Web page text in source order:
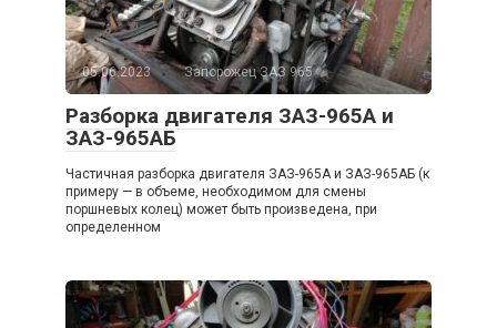
05.06.2023 Запорожец ЗАЗ 965
Разборка двигателя ЗАЗ-965А и
ЗАЗ-965АБ
Частичная разборка двигателя ЗАЗ-965А и ЗАЗ-965АБ (к
примеру — в объеме, необходимом для смены
поршневых колец) может быть произведена, при
определенном